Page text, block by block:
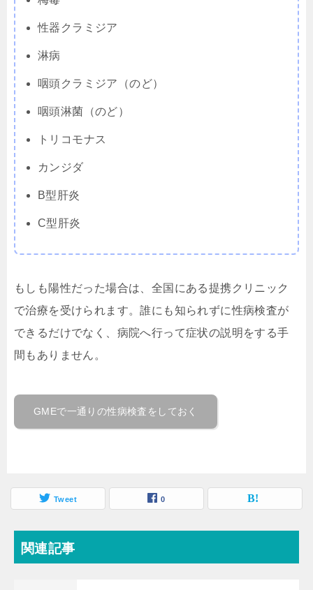
性器クラミジア
淋病
咽頭クラミジア（のど）
咽頭淋菌（のど）
トリコモナス
カンジダ
B型肝炎
C型肝炎
もしも陽性だった場合は、全国にある提携クリニック
で治療を受けられます。誰にも知られずに性病検査が
できるだけでなく、病院へ行って症状の説明をする手
間もありません。
GMEで一通りの性病検査をしておく
Tweet 0
関連記事